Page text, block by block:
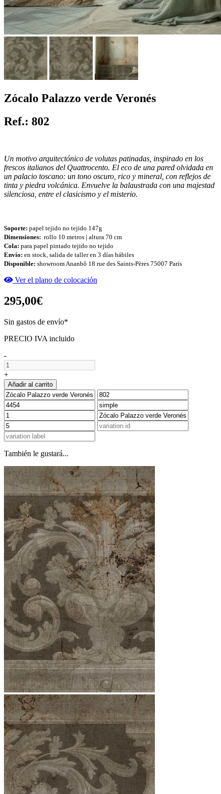
Zócalo Palazzo verde Veronés
Ref.: 802
Un motivo arquitectónico de volutas patinadas, inspirado en los
frescos italianos del Quattrocento. El eco de una pared olvidada en
un palacio toscano: un tono oscuro, rico y mineral, con reflejos de
tinta y piedra volcánica. Envuelve la balaustrada con una majestad
silenciosa, entre el clasicismo y el misterio.
Soporte: papel tejido no tejido 147g
Dimensiones: rollo 10 metros | altura 70 cm
Cola: para papel pintado tejido no tejido
Envío: en stock, salida de taller en 3 días hábiles
Disponible: showroom Ananbô 18 rue des Saints-Pères 75007 París
Ver el plano de colocación
295,00€
Sin gastos de envío*
PRECIO IVA incluido
-
+
Añadir al carrito
También le gustará...